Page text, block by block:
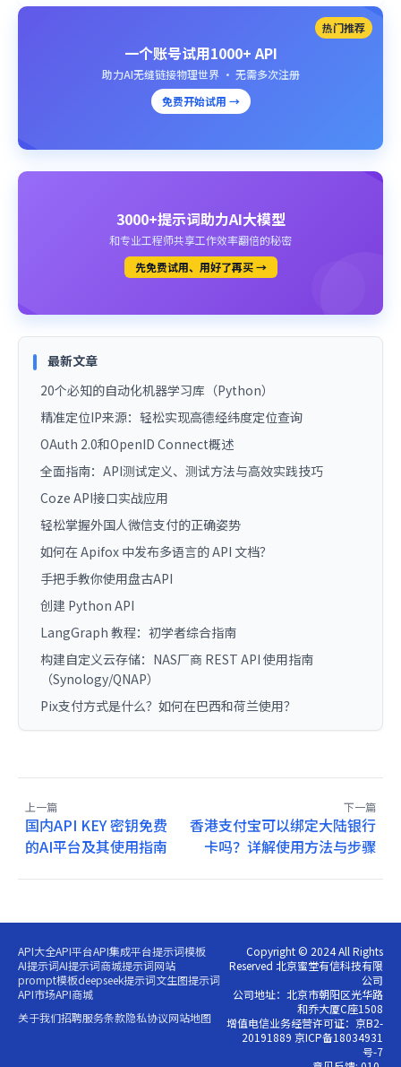
热门推荐
一个账号试用1000+ API
助力AI无缝链接物理世界 · 无需多次注册
免费开始试用 →
3000+提示词助力AI大模型
和专业工程师共享工作效率翻倍的秘密
先免费试用、用好了再买 →
最新文章
20个必知的自动化机器学习库（Python）
精准定位IP来源：轻松实现高德经纬度定位查询
OAuth 2.0和OpenID Connect概述
全面指南：API测试定义、测试方法与高效实践技巧
Coze API接口实战应用
轻松掌握外国人微信支付的正确姿势
如何在 Apifox 中发布多语言的 API 文档？
手把手教你使用盘古API
创建 Python API
LangGraph 教程：初学者综合指南
构建自定义云存储：NAS厂商 REST API 使用指南
（Synology/QNAP）
Pix支付方式是什么？如何在巴西和荷兰使用？
上一篇
国内API KEY 密钥免费
的AI平台及其使用指南
下一篇
香港支付宝可以绑定大陆银行
卡吗？详解使用方法与步骤
API大全API平台API集成平台提示词模板
AI提示词AI提示词商城提示词网站
prompt模板deepseek提示词文生图提示词
API市场API商城
关于我们招聘服务条款隐私协议网站地图
Copyright © 2024 All Rights
Reserved 北京蜜堂有信科技有限
公司
公司地址：北京市朝阳区光华路
和乔大厦C座1508
增值电信业务经营许可证：京B2-
20191889 京ICP备18034931
号-7